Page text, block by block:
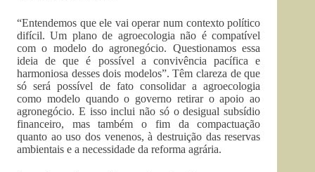
“Entendemos que ele vai operar num contexto político
difícil. Um plano de agroecologia não é compatível
com o modelo do agronegócio. Questionamos essa
ideia de que é possível a convivência pacífica e
harmoniosa desses dois modelos”. Têm clareza de que
só será possível de fato consolidar a agroecologia
como modelo quando o governo retirar o apoio ao
agronegócio. E isso inclui não só o desigual subsídio
financeiro, mas também o fim da compactuação
quanto ao uso dos venenos, à destruição das reservas
ambientais e a necessidade da reforma agrária.